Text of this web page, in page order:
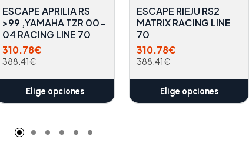
ESCAPE APRILIA RS
>99 ,YAMAHA TZR 00-
04 RACING LINE 70
310.78€
388.41€
Elige opciones
ESCAPE RIEJU RS2
MATRIX RACING LINE
70
310.78€
388.41€
Elige opciones